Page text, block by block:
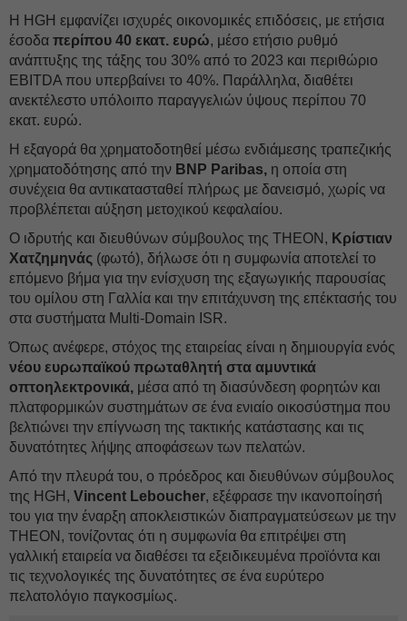
Η HGH εμφανίζει ισχυρές οικονομικές επιδόσεις, με ετήσια
έσοδα περίπου 40 εκατ. ευρώ, μέσο ετήσιο ρυθμό
ανάπτυξης της τάξης του 30% από το 2023 και περιθώριο
EBITDA που υπερβαίνει το 40%. Παράλληλα, διαθέτει
ανεκτέλεστο υπόλοιπο παραγγελιών ύψους περίπου 70
εκατ. ευρώ.
Η εξαγορά θα χρηματοδοτηθεί μέσω ενδιάμεσης τραπεζικής
χρηματοδότησης από την BNP Paribas, η οποία στη
συνέχεια θα αντικατασταθεί πλήρως με δανεισμό, χωρίς να
προβλέπεται αύξηση μετοχικού κεφαλαίου.
Ο ιδρυτής και διευθύνων σύμβουλος της THEON, Κρίστιαν
Χατζημηνάς (φωτό), δήλωσε ότι η συμφωνία αποτελεί το
επόμενο βήμα για την ενίσχυση της εξαγωγικής παρουσίας
του ομίλου στη Γαλλία και την επιτάχυνση της επέκτασής του
στα συστήματα Multi-Domain ISR.
Όπως ανέφερε, στόχος της εταιρείας είναι η δημιουργία ενός
νέου ευρωπαϊκού πρωταθλητή στα αμυντικά
οπτοηλεκτρονικά, μέσα από τη διασύνδεση φορητών και
πλατφορμικών συστημάτων σε ένα ενιαίο οικοσύστημα που
βελτιώνει την επίγνωση της τακτικής κατάστασης και τις
δυνατότητες λήψης αποφάσεων των πελατών.
Από την πλευρά του, ο πρόεδρος και διευθύνων σύμβουλος
της HGH, Vincent Leboucher, εξέφρασε την ικανοποίησή
του για την έναρξη αποκλειστικών διαπραγματεύσεων με την
THEON, τονίζοντας ότι η συμφωνία θα επιτρέψει στη
γαλλική εταιρεία να διαθέσει τα εξειδικευμένα προϊόντα και
τις τεχνολογικές της δυνατότητες σε ένα ευρύτερο
πελατολόγιο παγκοσμίως.